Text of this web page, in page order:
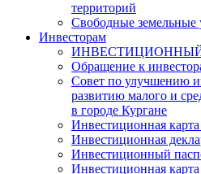
территорий
Свободные земельные
Инвесторам
Обращение к
Совет по улучшению
развитию малого и
в городе Кургане
Инвестиционная
Инвестиционная
Инвестиционный
Инвестиционная